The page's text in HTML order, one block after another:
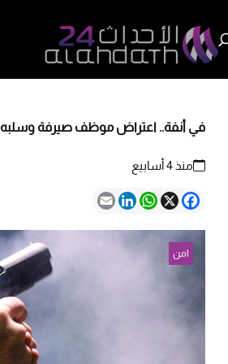
في أنفة.. اعتراض موظف صيرفة وسلبه
منذ 4 أسابيع
Facebook
X
WhatsApp
LinkedIn
Email
امن